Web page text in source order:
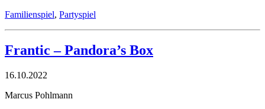
Familienspiel, Partyspiel
Frantic – Pandora’s Box
16.10.2022
Marcus Pohlmann